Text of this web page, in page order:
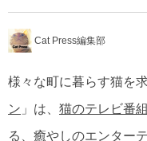
Cat Press編集部
様々な町に暮らす猫を
ン 」は、 猫のテレビ番組
る、癒やしのエンター